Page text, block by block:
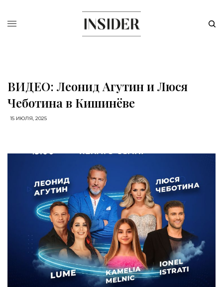
ВИДЕО: Леонид Агутин и Люся
Чеботина в Кишинёве
15 ИЮЛЯ, 2025